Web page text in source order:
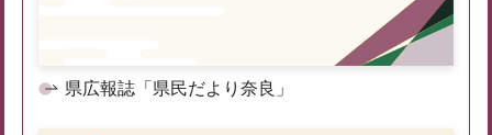
県広報誌「県民だより奈良」